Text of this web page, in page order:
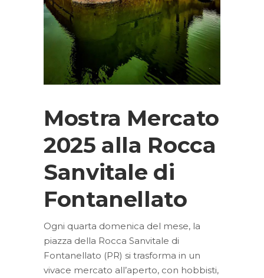
Mostra Mercato
2025 alla Rocca
Sanvitale di
Fontanellato
Ogni quarta domenica del mese, la
piazza della Rocca Sanvitale di
Fontanellato (PR) si trasforma in un
vivace mercato all’aperto, con hobbisti,